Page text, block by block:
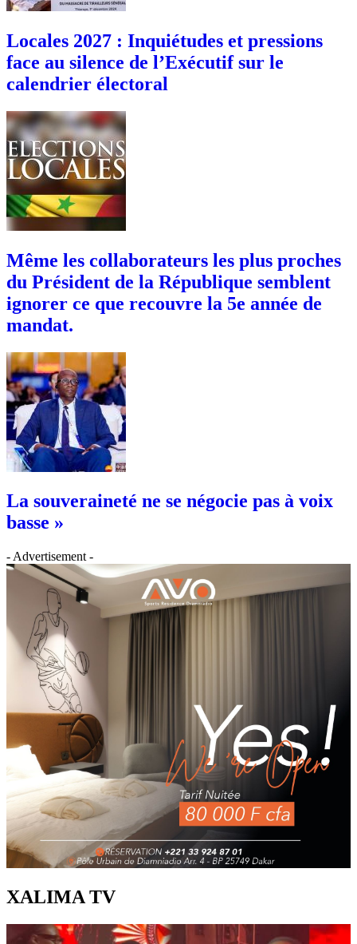
Locales 2027 : Inquiétudes et pressions
face au silence de l’Exécutif sur le
calendrier électoral
Même les collaborateurs les plus proches
du Président de la République semblent
ignorer ce que recouvre la 5e année de
mandat.
La souveraineté ne se négocie pas à voix
basse »
- Advertisement -
XALIMA TV